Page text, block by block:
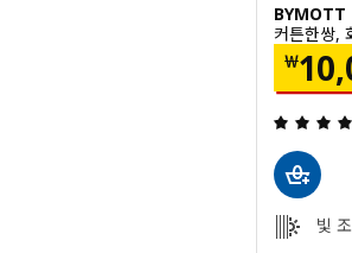
BYMOTT
커튼한쌍,
￦
가
빛